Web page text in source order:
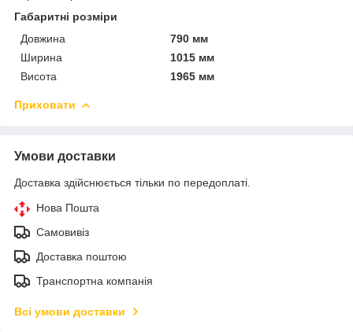
Габаритні розміри
Довжина
790 мм
Ширина
1015 мм
Висота
1965 мм
Приховати
Умови доставки
Доставка здійснюється тільки по передоплаті.
Нова Пошта
Самовивіз
Доставка поштою
Транспортна компанія
Всі умови доставки